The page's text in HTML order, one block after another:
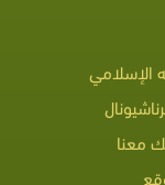
الإسلامي
معنا